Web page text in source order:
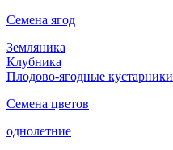
Семена ягод
Земляника
Клубника
Плодово-ягодные кустарники
Семена цветов
однолетние